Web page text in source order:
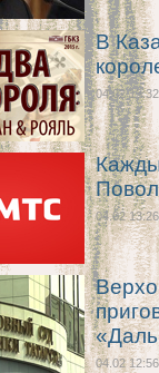
В
04.02 13:32
04.02 13:26
04.02 12:56